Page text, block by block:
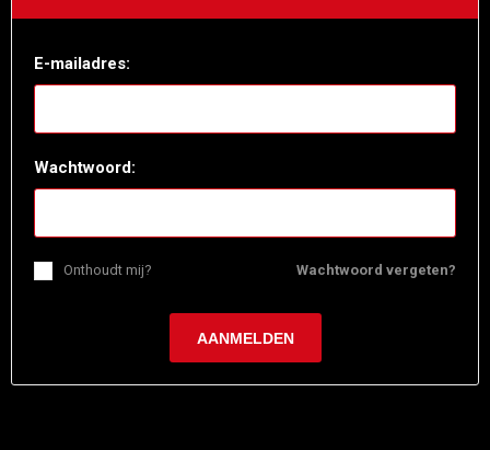
E-mailadres:
Wachtwoord:
Wachtwoord vergeten?
Onthoudt mij?